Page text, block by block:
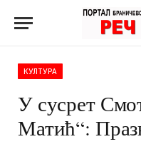
КУЛТУРА
У сусрет
Матић“: